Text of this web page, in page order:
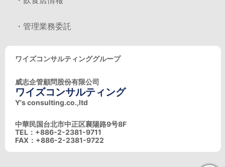
・管理業務委託
ワイズコンサルティンググループ
威志企管顧問股份有限公司
ワイズコンサルティング
Y's consulting.co.,ltd
中華民国台北市中正区襄陽路9号8F
TEL：+886-2-2381-9711
FAX：+886-2-2381-9722